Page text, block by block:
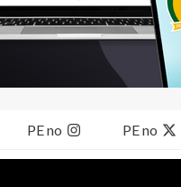
PE no PE no